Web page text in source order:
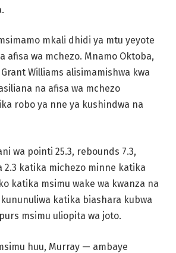
mkali dhidi ya mtu yeyote
afisa wa mchezo. Mnamo Oktoba,
Williams alisimamishwa kwa
na afisa wa mchezo
robo ya nne ya kushindwa na
wa pointi 25.3, rebounds 7.3,
2.3 katika michezo minne katika
katika msimu wake wa kwanza na
katika biashara kubwa
msimu uliopita wa joto.
huu, Murray — ambaye